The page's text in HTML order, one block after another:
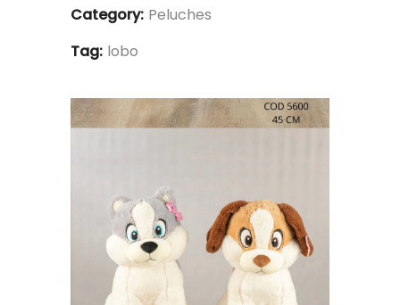
Category: Peluches
Tag: lobo